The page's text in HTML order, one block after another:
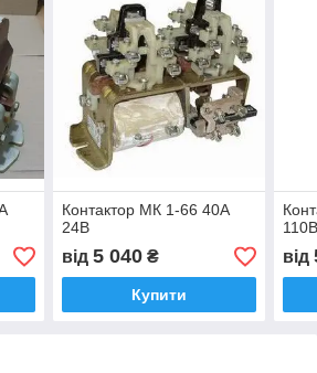
Контактор МК 1-66 40А
24В
від 5 040₴
Купити
від